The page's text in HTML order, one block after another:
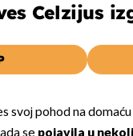
Celzijus
svoj pohod na
se pojavila u